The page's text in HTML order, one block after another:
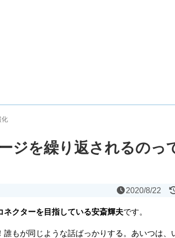
ジを繰り返されるのっ
2020/8/22
クターを目指している安斎輝夫です。
誰もが同じような話ばっかりする。あいつは、